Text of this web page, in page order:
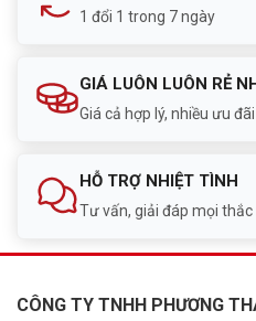
1 đổi 1 trong 7 ngày
GIÁ LUÔN LUÔN RẺ
Giá cả hợp lý, nhiều ưu
HỖ TRỢ NHIỆT TÌNH
Tư vấn, giải đáp mọi
CÔNG TY TNHH PHƯƠNG